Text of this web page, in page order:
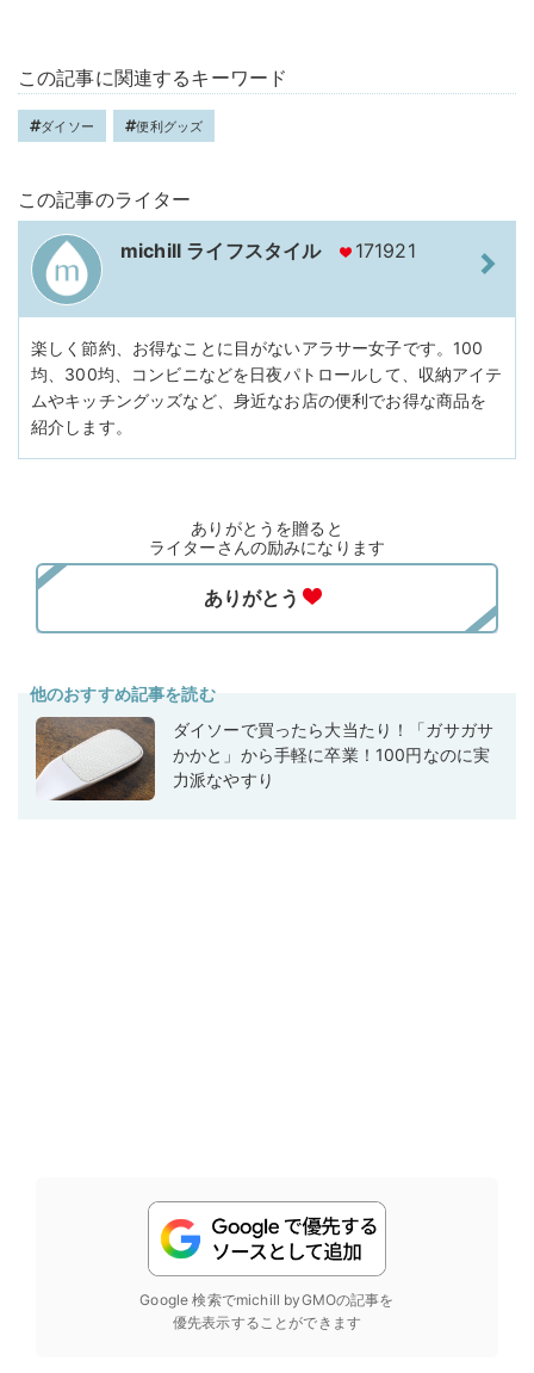
この記事に関連するキーワード
ダイソー 便利グッズ
この記事のライター
michill ライフスタイル 171921
楽しく節約、お得なことに目がないアラサー女子です。100
均、300均、コンビニなどを日夜パトロールして、収納アイテ
ムやキッチングッズなど、身近なお店の便利でお得な商品を
紹介します。
ありがとうを贈ると
ライターさんの励みになります
他のおすすめ記事を読む
ダイソーで買ったら大当たり！「ガサガサ
かかと」から手軽に卒業！100円なのに実
力派なやすり
Google 検索でmichill byGMOの記事を
優先表示することができます